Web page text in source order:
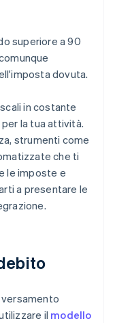
superiore a 90
dovuta.
in costante
la tua attività.
strumenti come
che ti
le imposte e
a presentare le
il modello